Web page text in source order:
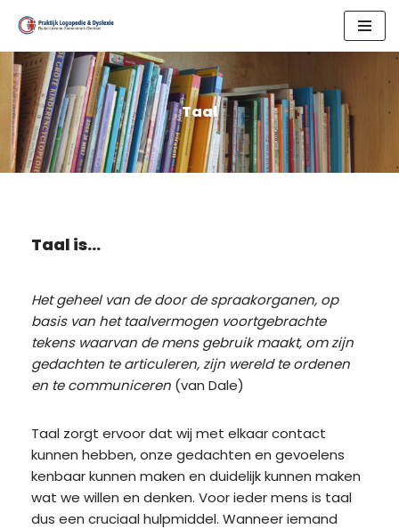
Skip
to
content
Taal
Taal is…
Het geheel van de door de spraakorganen, op
basis van het taalvermogen voortgebrachte
tekens waarvan de mens gebruik maakt, om zijn
gedachten te articuleren, zijn wereld te ordenen
en te communiceren (van Dale)
Taal zorgt ervoor dat wij met elkaar contact
kunnen hebben, onze gedachten en gevoelens
kenbaar kunnen maken en duidelijk kunnen maken
wat we willen en denken. Voor ieder mens is taal
dus een cruciaal hulpmiddel. Wanneer iemand